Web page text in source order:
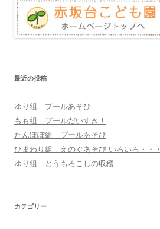
最近の投稿
ゆり組 プールあそび
もも組 プールだいすき！
たんぽぽ組 プールあそび
ひまわり組 えのぐあそび いろいろ・・・
ゆり組 とうもろこしの収穫
カテゴリー